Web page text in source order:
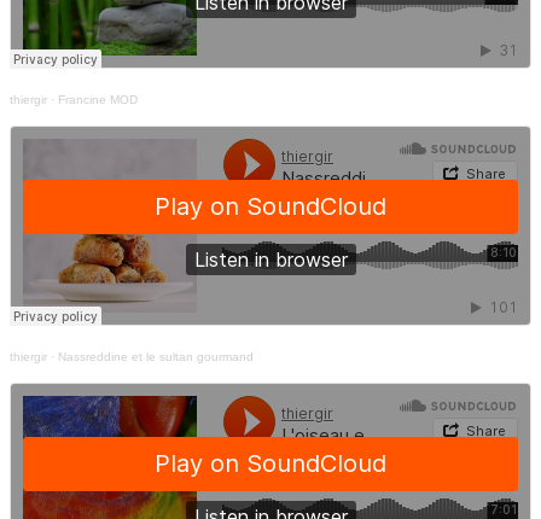
thiergir · Francine MOD
thiergir · Nassreddine et le sultan gourmand